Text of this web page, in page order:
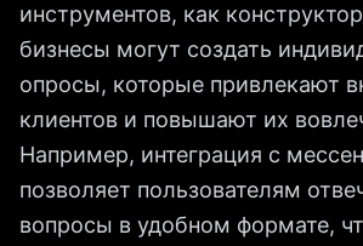
инструментов, как
бизнесы могут создать
опросы, которые привлекают
клиентов и повышают их
Например, интеграция с
позволяет пользователям
вопросы в удобном формате,